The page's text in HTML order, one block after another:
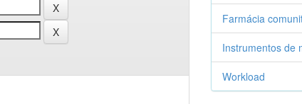
Farmácia
Instrumentos de
Workload